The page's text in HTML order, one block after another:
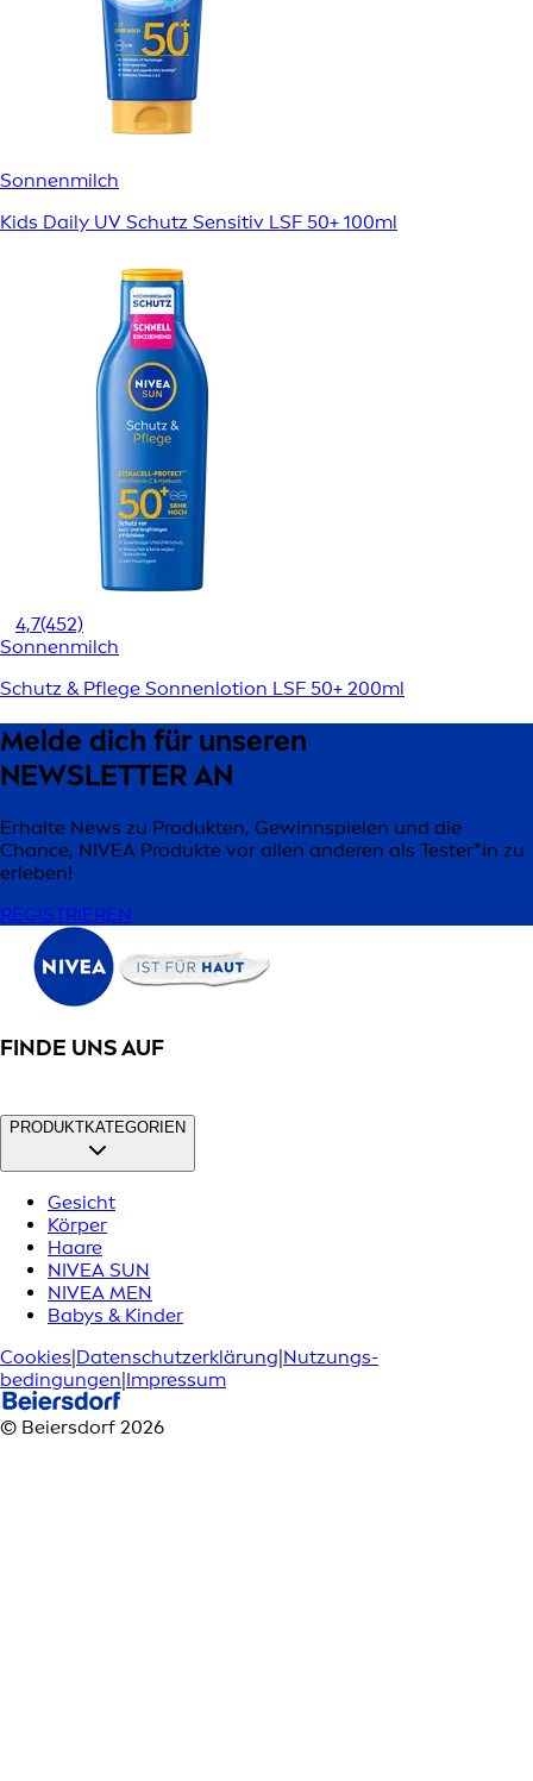
Sonnenmilch
Kids Daily UV Schutz Sensitiv LSF 50+ 100ml
4,7(452)
Sonnenmilch
Schutz & Pflege Sonnenlotion LSF 50+ 200ml
Melde dich für unseren
NEWSLETTER AN
Erhalte News zu Produkten, Gewinnspielen und die
Chance, NIVEA Produkte vor allen anderen als Tester*in zu
erleben!
REGISTRIEREN
FINDE UNS AUF
PRODUKTKATEGORIEN
Gesicht
Körper
Haare
NIVEA SUN
NIVEA MEN
Babys & Kinder
Cookies|Datenschutzerklärung|Nutzungs­
bedingungen|Impressum
© Beiersdorf 2026